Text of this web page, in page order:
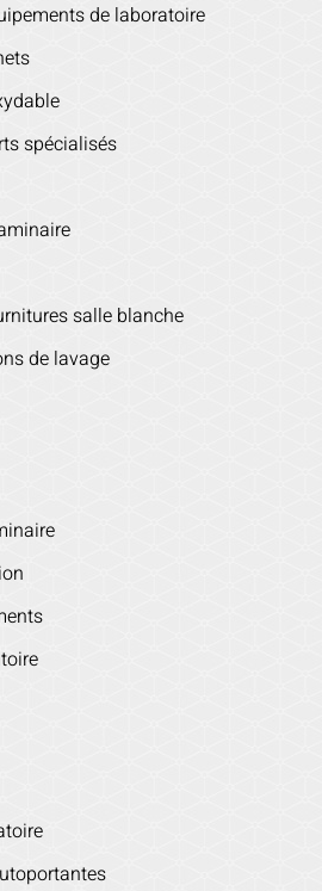
de laboratoire
spécialisés
salle blanche
de lavage